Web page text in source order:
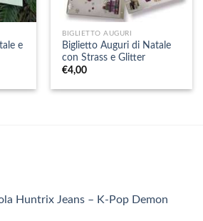
e
BIGLIETTO AUGURI
Biglietto Auguri di Natale
con Strass e Glitter
€4,00
Huntrix Jeans – K-Pop Demon